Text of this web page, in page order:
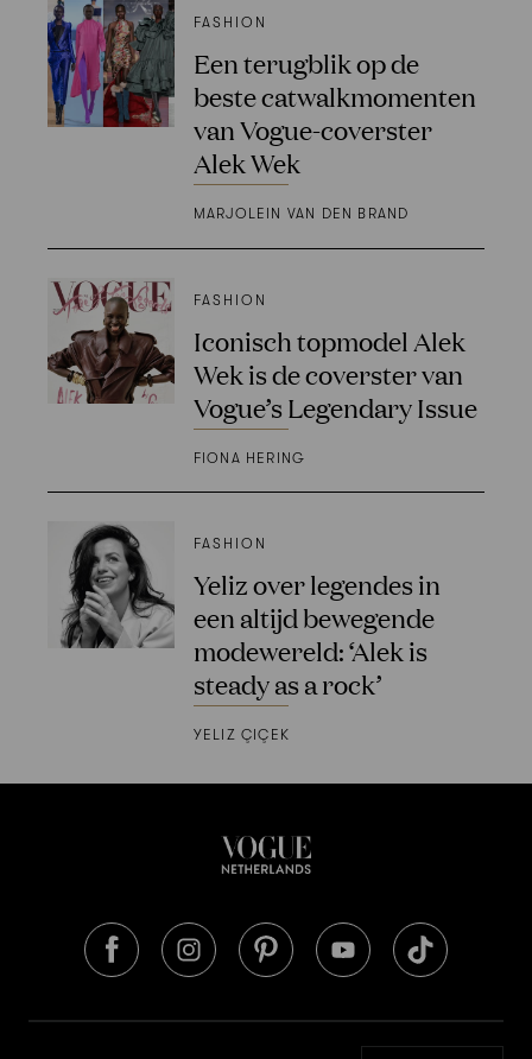
FASHION
Een terugblik op de
beste catwalkmomenten
van Vogue-coverster
Alek Wek
MARJOLEIN VAN DEN BRAND
FASHION
Iconisch topmodel Alek
Wek is de coverster van
Vogue’s Legendary Issue
FIONA HERING
FASHION
Yeliz over legendes in
een altijd bewegende
modewereld: ‘Alek is
steady as a rock’
YELIZ ÇIÇEK